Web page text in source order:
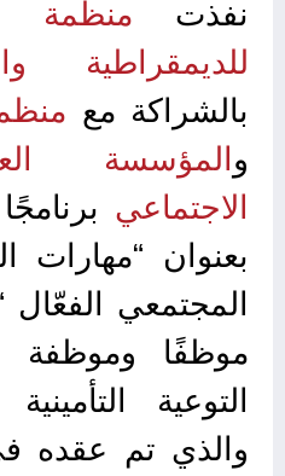
نفذت منظمة
للديمقراطية
بالشراكة مع
والمؤسسة
الاجتماعي
بعنوان “مهارات
موظفًا
التوعية
والذي تم عقده